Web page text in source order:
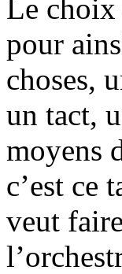
Le choix
pour
choses,
un tact,
moyens
c’est ce
veut